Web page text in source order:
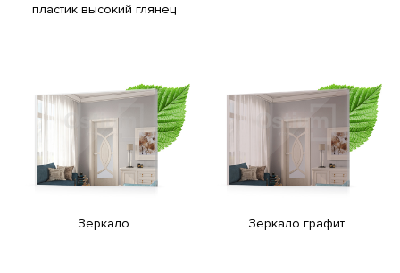
пластик высокий глянец
Зеркало Зеркало графит